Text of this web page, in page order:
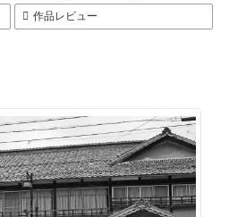
作品レビュー